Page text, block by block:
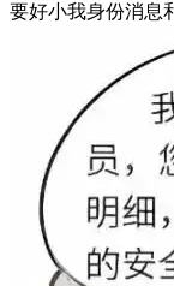
要好小我身份消息